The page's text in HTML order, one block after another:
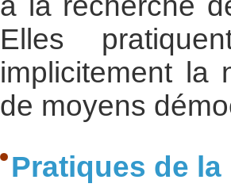
Elles
implicitement la
de moyens
Pratiques de